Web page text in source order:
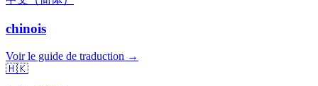
chinois
Voir le guide de traduction →
🇭🇰